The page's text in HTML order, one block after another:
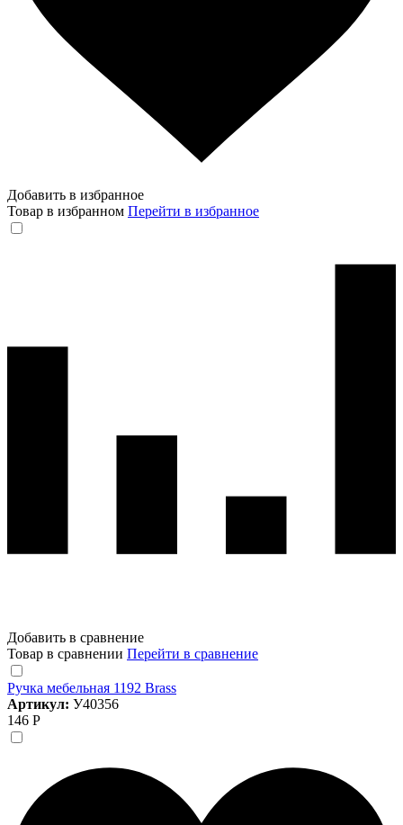
Добавить в избранное
Товар в избранном Перейти в избранное
Добавить в сравнение
Товар в сравнении Перейти в сравнение
Ручка мебельная 1192 Brass
Артикул: У40356
146 Р